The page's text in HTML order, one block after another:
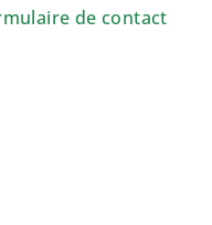
de contact